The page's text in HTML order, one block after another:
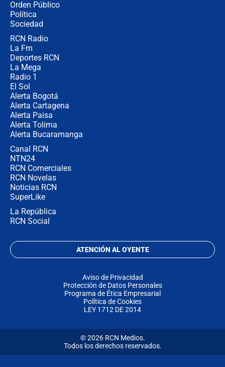
Orden Público
Política
Sociedad
RCN Radio
La Fm
Deportes RCN
La Mega
Radio 1
El Sol
Alerta Bogotá
Alerta Cartagena
Alerta Paisa
Alerta Tolima
Alerta Bucaramanga
Canal RCN
NTN24
RCN Comerciales
RCN Novelas
Noticias RCN
SuperLike
La República
RCN Social
ATENCIÓN AL OYENTE
Aviso de Privacidad
Protección de Datos Personales
Programa de Ética Empresarial
Política de Cookies
LEY 1712 DE 2014
© 2026 RCN Medios.
Todos los derechos reservados.